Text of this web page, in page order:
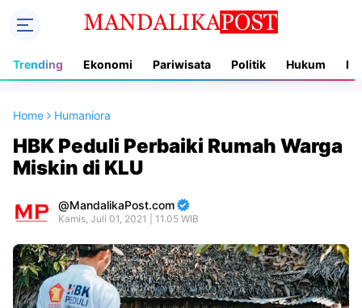
Trending Ekonomi Pariwisata Politik Hukum
Home Humaniora
HBK Peduli Perbaiki Rumah Warga
Miskin di KLU
MandalikaPost.com
Kamis, Juli 01, 2021 | 11.05 WIB